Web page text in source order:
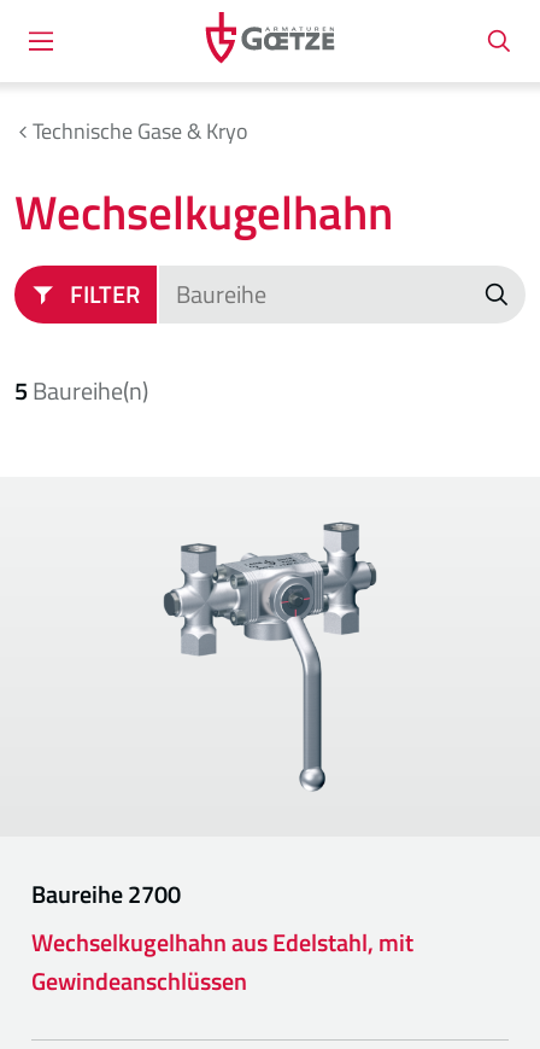
Technische Gase & Kryo
Wechselkugelhahn
FILTER
5Baureihe(n)
Baureihe2700
Wechselkugelhahn aus Edelstahl, mit
Gewindeanschlüssen